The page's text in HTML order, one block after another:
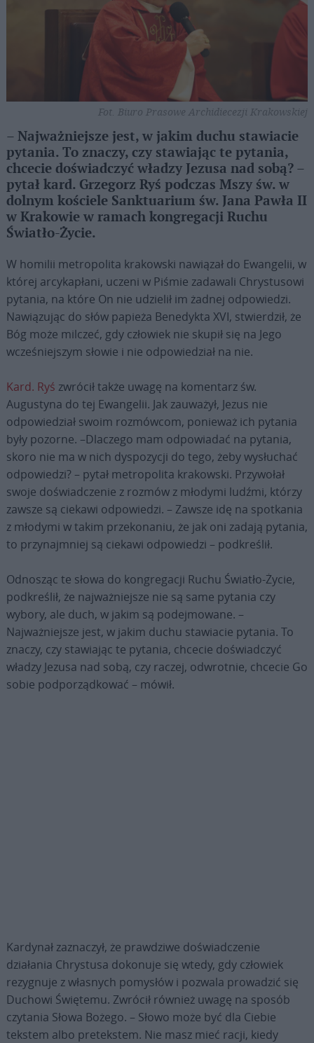
Fot. Biuro Prasowe Archidiecezji Krakowskiej
– Najważniejsze jest, w jakim duchu stawiacie
pytania. To znaczy, czy stawiając te pytania,
chcecie doświadczyć władzy Jezusa nad sobą? –
pytał kard. Grzegorz Ryś podczas Mszy św. w
dolnym kościele Sanktuarium św. Jana Pawła II
w Krakowie w ramach kongregacji Ruchu
Światło-Życie.
W homilii metropolita krakowski nawiązał do Ewangelii, w
której arcykapłani, uczeni w Piśmie zadawali Chrystusowi
pytania, na które On nie udzielił im żadnej odpowiedzi.
Nawiązując do słów papieża Benedykta XVI, stwierdził, że
Bóg może milczeć, gdy człowiek nie skupił się na Jego
wcześniejszym słowie i nie odpowiedział na nie.
Kard. Ryś zwrócił także uwagę na komentarz św.
Augustyna do tej Ewangelii. Jak zauważył, Jezus nie
odpowiedział swoim rozmówcom, ponieważ ich pytania
były pozorne. –Dlaczego mam odpowiadać na pytania,
skoro nie ma w nich dyspozycji do tego, żeby wysłuchać
odpowiedzi? – pytał metropolita krakowski. Przywołał
swoje doświadczenie z rozmów z młodymi ludźmi, którzy
zawsze są ciekawi odpowiedzi. – Zawsze idę na spotkania
z młodymi w takim przekonaniu, że jak oni zadają pytania,
to przynajmniej są ciekawi odpowiedzi – podkreślił.
Odnosząc te słowa do kongregacji Ruchu Światło-Życie,
podkreślił, że najważniejsze nie są same pytania czy
wybory, ale duch, w jakim są podejmowane. –
Najważniejsze jest, w jakim duchu stawiacie pytania. To
znaczy, czy stawiając te pytania, chcecie doświadczyć
władzy Jezusa nad sobą, czy raczej, odwrotnie, chcecie Go
sobie podporządkować – mówił.
Kardynał zaznaczył, że prawdziwe doświadczenie
działania Chrystusa dokonuje się wtedy, gdy człowiek
rezygnuje z własnych pomysłów i pozwala prowadzić się
Duchowi Świętemu. Zwrócił również uwagę na sposób
czytania Słowa Bożego. – Słowo może być dla Ciebie
tekstem albo pretekstem. Nie masz mieć racji, kiedy